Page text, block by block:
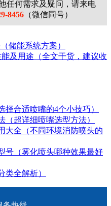
任何需求及疑问，请来电
8456 （微信同号）
储能系统方案）
及用途（全文干货，建议收
合适喷嘴的4个小技巧）
（超详细喷嘴选型方法）
大全（不同环境消防喷头的
号（雾化喷头哪种效果最好
类全解析）